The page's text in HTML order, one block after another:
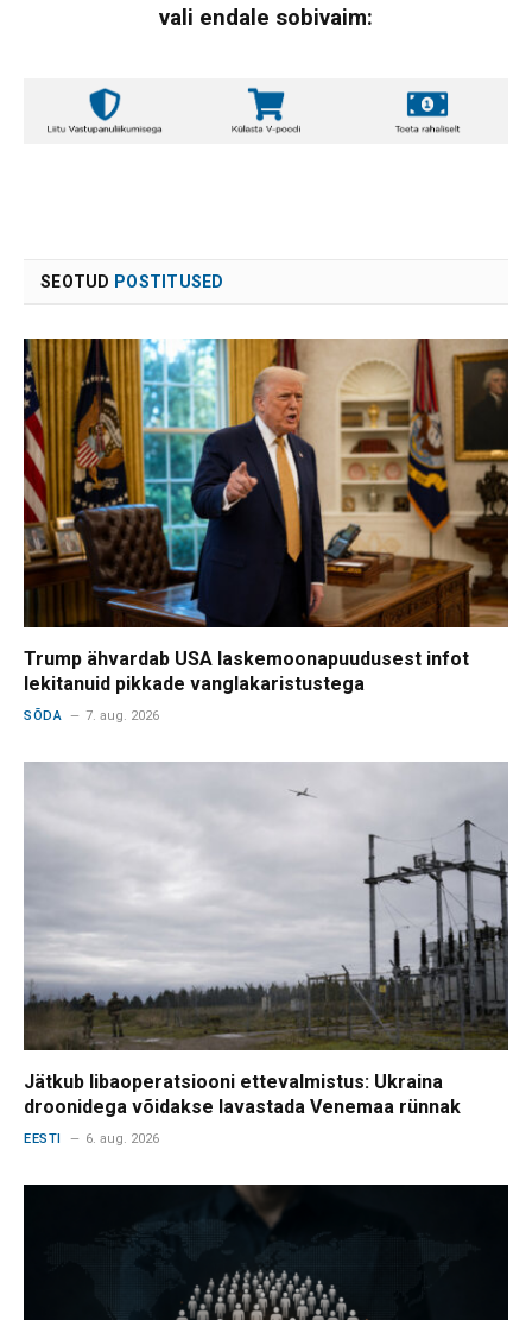
vali endale sobivaim:
SEOTUD POSTITUSED
Trump ähvardab USA laskemoonapuudusest infot
lekitanuid pikkade vanglakaristustega
SÕDA 7. aug. 2026
Jätkub libaoperatsiooni ettevalmistus: Ukraina
droonidega võidakse lavastada Venemaa rünnak
EESTI 6. aug. 2026